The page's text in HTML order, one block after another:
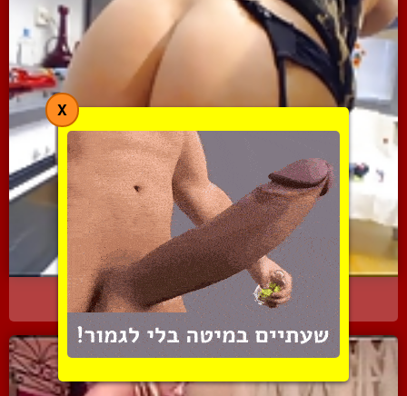
כוס ותחת מושלמים לכוסית ...
4363 צפיות | 11 המלצות
X